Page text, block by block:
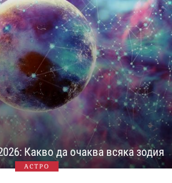
Какво да очаква всяка зодия
АСТРО